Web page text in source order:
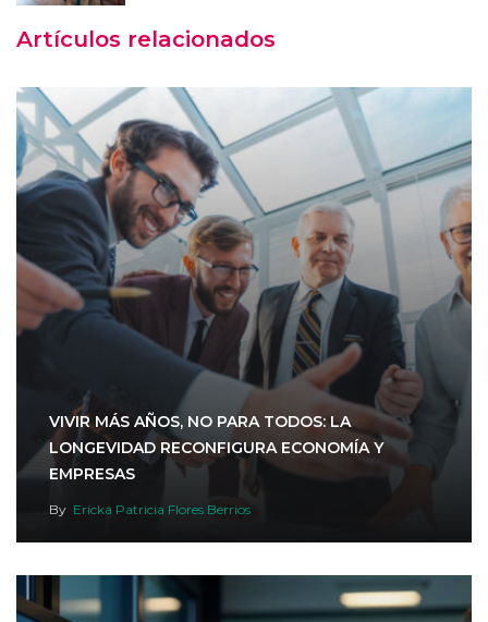
Artículos relacionados
VIVIR MÁS AÑOS, NO PARA TODOS: LA
LONGEVIDAD RECONFIGURA ECONOMÍA Y
EMPRESAS
By Ericka Patricia Flores Berrios